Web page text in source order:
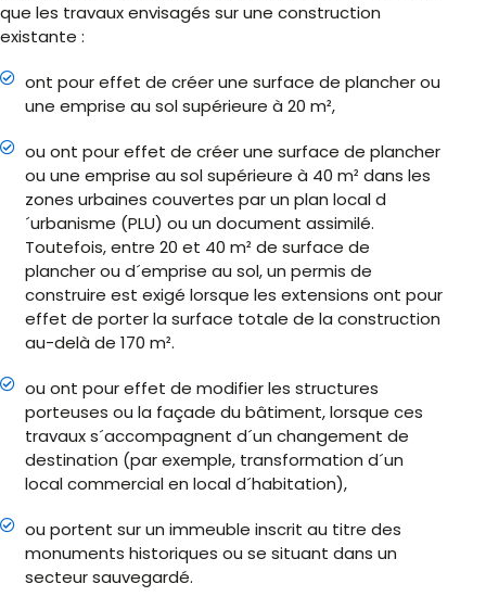
que les travaux envisagés sur une construction
existante :
ont pour effet de créer une surface de plancher ou
une emprise au sol supérieure à 20 m²,
ou ont pour effet de créer une surface de plancher
ou une emprise au sol supérieure à 40 m² dans les
zones urbaines couvertes par un plan local d
´urbanisme (PLU) ou un document assimilé.
Toutefois, entre 20 et 40 m² de surface de
plancher ou d´emprise au sol, un permis de
construire est exigé lorsque les extensions ont pour
effet de porter la surface totale de la construction
au-delà de 170 m².
ou ont pour effet de modifier les structures
porteuses ou la façade du bâtiment, lorsque ces
travaux s´accompagnent d´un changement de
destination (par exemple, transformation d´un
local commercial en local d´habitation),
ou portent sur un immeuble inscrit au titre des
monuments historiques ou se situant dans un
secteur sauvegardé.